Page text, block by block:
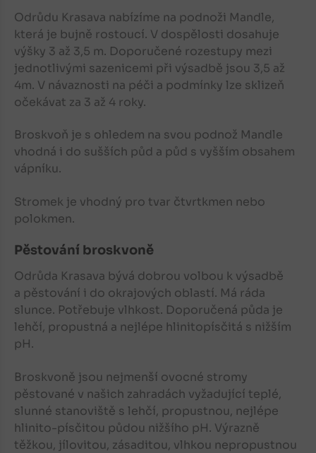
Odrůdu Krasava nabízíme na podnoži Mandle,
která je bujně rostoucí. V dospělosti dosahuje
výšky 3 až 3,5 m. Doporučené rozestupy mezi
jednotlivými sazenicemi při výsadbě jsou 3,5 až
4m. V návaznosti na péči a podmínky lze sklizeň
očekávat za 3 až 4 roky.
Broskvoň je s ohledem na svou podnož Mandle
vhodná i do sušších půd a půd s vyšším obsahem
vápníku.
Stromek je vhodný pro tvar čtvrtkmen nebo
polokmen.
Pěstování broskvoně
Odrůda Krasava bývá dobrou volbou k výsadbě
a pěstování i do okrajových oblastí. Má ráda
slunce. Potřebuje vlhkost. Doporučená půda je
lehčí, propustná a nejlépe hlinitopísčitá s nižším
pH.
Broskvoně jsou nejmenší ovocné stromy
pěstované v našich zahradách vyžadující teplé,
slunné stanoviště s lehčí, propustnou, nejlépe
hlinito-písčitou půdou nižšího pH. Výrazně
těžkou, jílovitou, zásaditou, vlhkou nepropustnou